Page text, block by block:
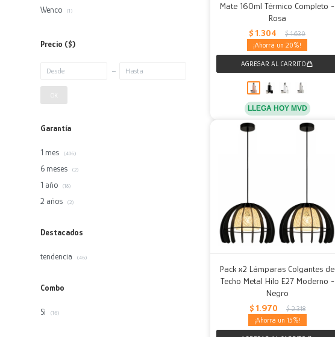
Mate 160ml Térmico Completo -
Rosa
$ 1.304 $ 1.630
20
LLEGA HOY MVD
Pack x2 Lámparas Colgantes de
Techo Metal Hilo E27 Moderno -
Negro
$ 1.970 $ 2.318
15
Wenco (1)
Precio ($)
Garantía
1 mes (406)
6 meses (2)
1 año (18)
2 años (2)
Destacados
tendencia (46)
Combo
Si (16)